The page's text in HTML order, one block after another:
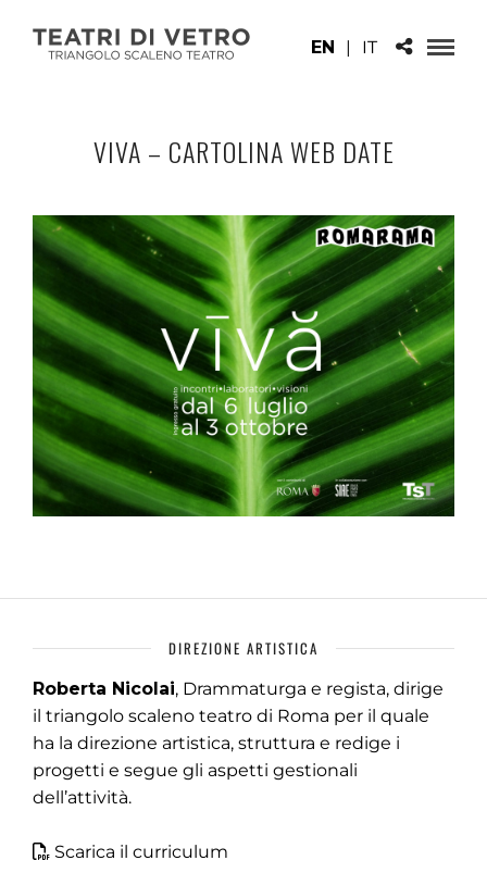
EN | IT
VIVA – CARTOLINA WEB DATE
DIREZIONE ARTISTICA
Roberta Nicolai, Drammaturga e regista, dirige
il triangolo scaleno teatro di Roma per il quale
ha la direzione artistica, struttura e redige i
progetti e segue gli aspetti gestionali
dell’attività.
Scarica il curriculum